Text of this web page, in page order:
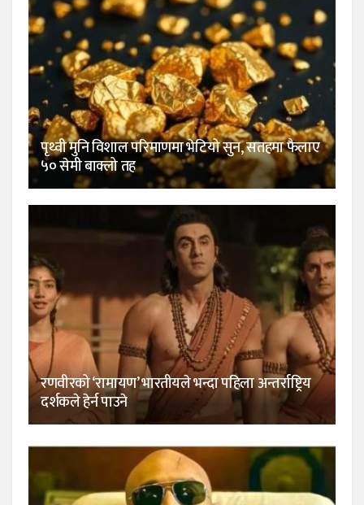
पृथ्वी मुनि विशाल परिमाणमा भेटियो सुन, सतहमा फैलाए
५० सेमी बाक्लो तह
रणवीरको ‘रामायण’ भारतीयले भन्दा पहिला अन्तर्राष्ट्रिय
दर्शकले हेर्न पाउने